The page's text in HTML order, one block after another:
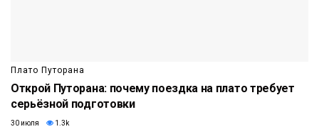
Плато Путорана
Открой Путорана: почему поездка на плато требует
серьёзной подготовки
30 июля 1.3k